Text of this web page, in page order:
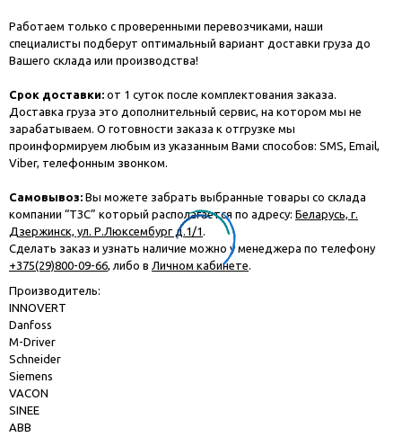
Работаем только с проверенными перевозчиками, наши
специалисты подберут оптимальный вариант доставки груза до
Вашего склада или производства!
Срок доставки: от 1 суток после комплектования заказа.
Доставка груза это дополнительный сервис, на котором мы не
зарабатываем. О готовности заказа к отгрузке мы
проинформируем любым из указанным Вами способов: SMS, Email,
Viber, телефонным звонком.
Самовывоз: Вы можете забрать выбранные товары со склада
компании “ТЗС” который располагается по адресу: Беларусь, г.
Дзержинск, ул. Р.Люксембург д.1/1 .
Сделать заказ и узнать наличие можно у менеджера по телефону
+375(29)800-09-66, либо в Личном кабинете.
Производитель:
INNOVERT
Danfoss
M-Driver
Schneider
Siemens
VACON
SINEE
ABB